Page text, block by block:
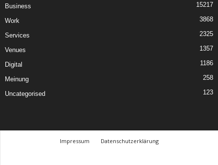
Business 15217
Work 3868
Services 2325
Venues 1357
Digital 1186
Meinung 258
Uncategorised 123
Impressum
Datenschutzerklärung